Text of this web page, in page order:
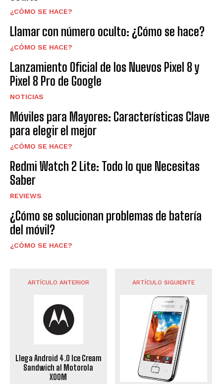
¿CÓMO SE HACE?
Llamar con número oculto: ¿Cómo se hace?
¿CÓMO SE HACE?
Lanzamiento Oficial de los Nuevos Pixel 8 y
Pixel 8 Pro de Google
NOTICIAS
Móviles para Mayores: Características Clave
para elegir el mejor
¿CÓMO SE HACE?
Redmi Watch 2 Lite: Todo lo que Necesitas
Saber
REVIEWS
¿Cómo se solucionan problemas de batería
del móvil?
¿CÓMO SE HACE?
ARTÍCULO ANTERIOR
Llega Android 4.0 Ice Cream
Sandwich al Motorola
XOOM
ARTÍCULO SIGUIENTE